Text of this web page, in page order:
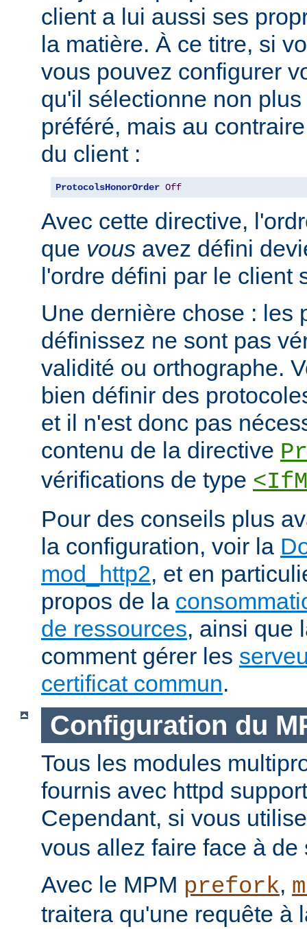
client a lui aussi ses
la matière. À ce titre, si
vous pouvez configurer
qu'il sélectionne non
préféré, mais au
du client :
ProtocolsHonorOrder Off
Avec cette directive,
que vous avez défini
l'ordre défini par le client
Une dernière chose : les
définissez ne sont pas
validité ou orthographe.
bien définir des
et il n'est donc pas
contenu de la directive
vérifications de type
Pour des conseils plus
la configuration, voir la
mod_http2, et en
propos de la
de ressources, ainsi que
comment gérer les
certificat commun.
Configuration du
Tous les modules
fournis avec httpd
Cependant, si vous
vous allez faire face à
Avec le MPM prefork,
traitera qu'une requête à